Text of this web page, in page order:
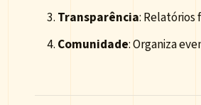
Transparência: Relatórios
Comunidade: Organiza